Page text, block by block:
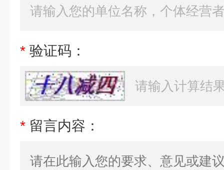
* 验证码：
* 留言内容：